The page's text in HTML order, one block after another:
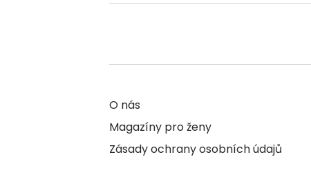
O nás
Magazíny pro ženy
Zásady ochrany osobních údajů